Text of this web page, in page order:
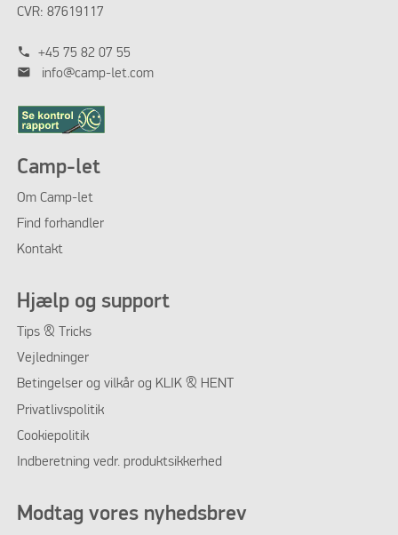
CVR: 87619117
phone +45 75 82 07 55
mail info@camp-let.com
Camp-let
Om Camp-let
Find forhandler
Kontakt
Hjælp og support
Tips & Tricks
Vejledninger
Betingelser og vilkår og KLIK & HENT
Privatlivspolitik
Cookiepolitik
Indberetning vedr. produktsikkerhed
Modtag vores nyhedsbrev